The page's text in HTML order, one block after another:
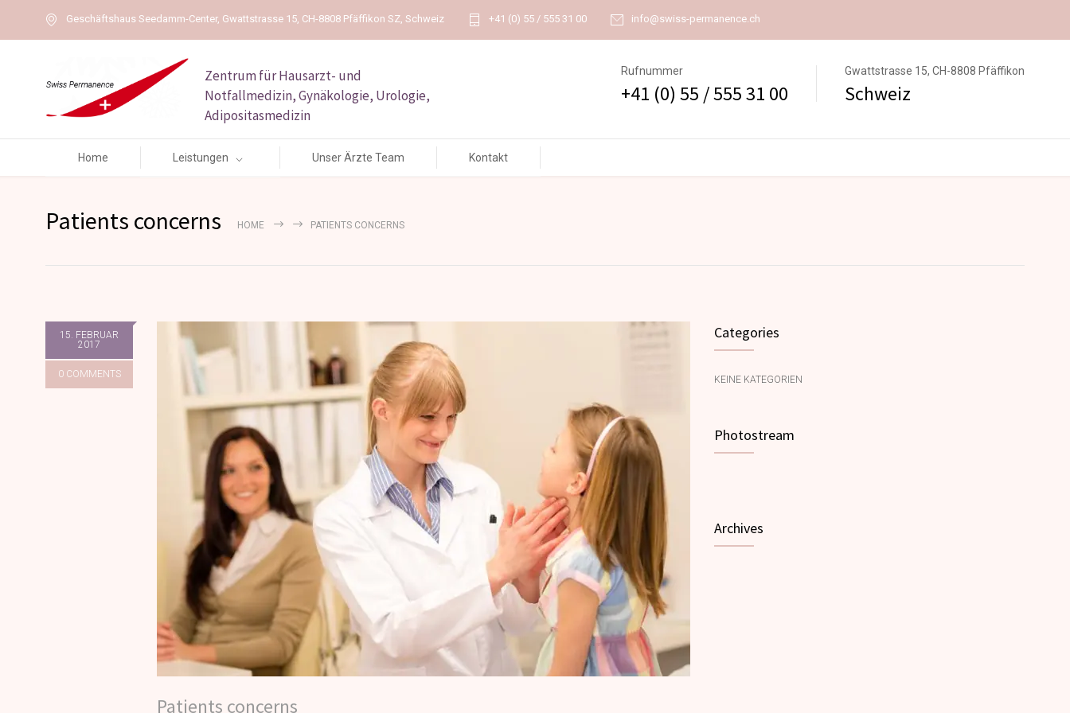
Geschäftshaus Seedamm-Center, Gwattstrasse 15, CH-8808 Pfäffikon SZ, Schweiz +41 (0) 55 / 555 31 00 info@swiss-permanence.ch
Zentrum für Hausarzt- und
Notfallmedizin, Gynäkologie, Urologie,
Adipositasmedizin
Rufnummer
+41 (0) 55 / 555 31 00
Gwattstrasse 15, CH-8808 Pfäffikon
Schweiz
Home Leistungen Unser Ärzte Team Kontakt
Patients concerns HOME PATIENTS CONCERNS
15. FEBRUAR
2017
0 COMMENTS
Patients concerns
Categories
KEINE KATEGORIEN
Photostream
Archives